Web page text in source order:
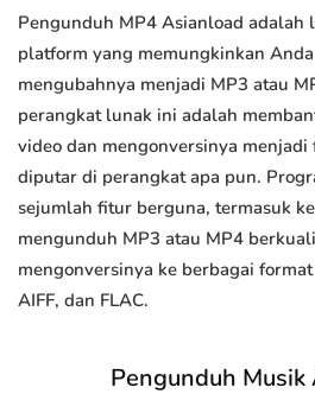
Pengunduh MP4 Asianload adalah
platform yang memungkinkan
mengubahnya menjadi MP3 atau
perangkat lunak ini adalah
video dan mengonversinya
diputar di perangkat apa pun.
sejumlah fitur berguna, termasuk
mengunduh MP3 atau MP4
mengonversinya ke berbagai
AIFF, dan FLAC.
Pengunduh